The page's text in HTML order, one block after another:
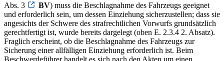
Abs. 3
BV) muss die Beschlagnahme des Fahrzeugs geeignet
und erforderlich sein, um dessen Einziehung sicherzustellen; dass sie
angesichts der Schwere des strafrechtlichen Vorwurfs grundsätzlich
gerechtfertigt ist, wurde bereits dargelegt (oben E. 2.3.4 2. Absatz).
Fraglich erscheint, ob die Beschlagnahme des Fahrzeugs zur
Sicherung einer allfälligen Einziehung erforderlich ist. Beim
Beschwerdeführer handelt es sich nach den Akten um einen